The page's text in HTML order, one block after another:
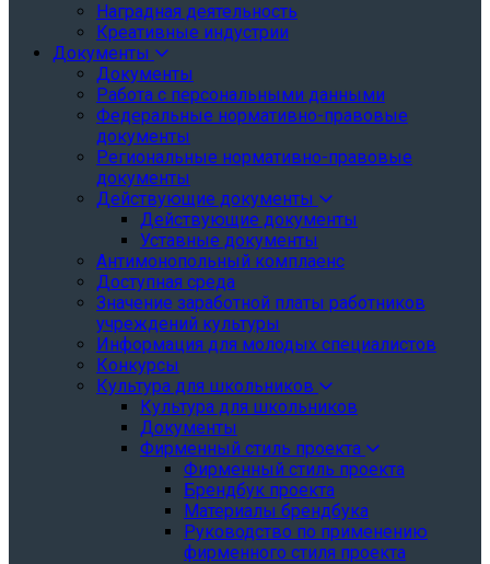
Наградная деятельность
Креативные индустрии
Документы
Документы
Работа с персональными данными
Федеральные нормативно-правовые
документы
Региональные нормативно-правовые
документы
Действующие документы
Действующие документы
Уставные документы
Антимонопольный комплаенс
Доступная среда
Значение заработной платы работников
учреждений культуры
Информация для молодых специалистов
Конкурсы
Культура для школьников
Культура для школьников
Документы
Фирменный стиль проекта
Фирменный стиль проекта
Брендбук проекта
Материалы брендбука
Руководство по применению
фирменного стиля проекта